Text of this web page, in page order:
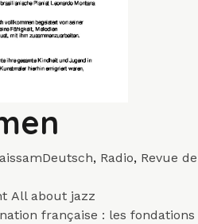
Catégories
Deutsch, Radio, Revue de
Article
précédent :
All about jazz
française : les fondations